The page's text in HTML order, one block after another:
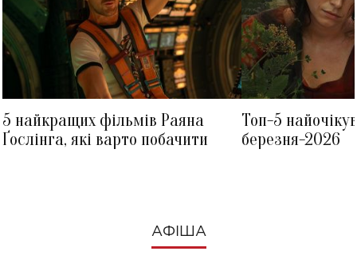
5 найкращих фільмів Раяна
Ґослінга, які варто побачити
Топ-5
березня-2026
АФІША